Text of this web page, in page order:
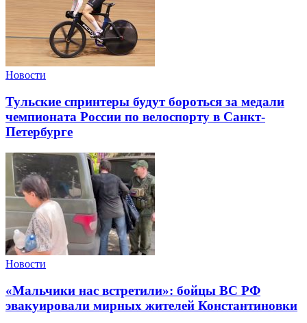
Новости
Тульские спринтеры будут бороться за медали
чемпионата России по велоспорту в Санкт-
Петербурге
Новости
«Мальчики нас встретили»: бойцы ВС РФ
эвакуировали мирных жителей Константиновки